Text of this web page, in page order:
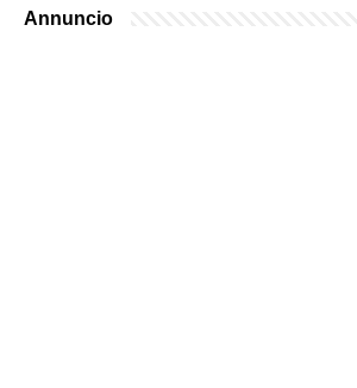
Annuncio